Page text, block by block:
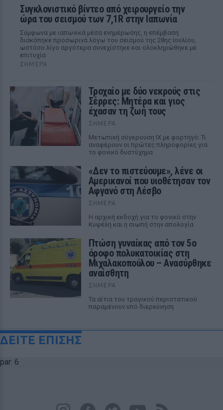
Συγκλονιστικό βίντεο από χειρουργείο την
ώρα του σεισμού των 7,1R στην Ιαπωνία
Σύμφωνα με ιαπωνικά μέσα ενημέρωσης, η επέμβαση
διακόπηκε προσωρινά λόγω του σεισμού της 28ης Ιουλίου,
ωστόσο λίγο αργότερα συνεχίστηκε και ολοκληρώθηκε με
επιτυχία
ΣΉΜΕΡΑ
Τροχαίο με δύο νεκρούς στις
Σέρρες: Μητέρα και γιος
έχασαν τη ζωή τους
ΣΉΜΕΡΑ
Μετωπική σύγκρουση ΙΧ με φορτηγό: Τι
αναφέρουν οι πρώτες πληροφορίες για
το φονικό δυστύχημα
«Δεν το πιστεύουμε», λένε οι
Αμερικανοί που υιοθέτησαν τον
Αφγανό στη Λέσβο
ΣΉΜΕΡΑ
Η αρχική εκδοχή για το φονικό στην
Κυψέλη και η σιωπή στην απολογία
Πτώση γυναίκας από τον 5ο
όροφο πολυκατοικίας στη
Μιχαλακοπούλου – Ανασύρθηκε
αναίσθητη
ΣΉΜΕΡΑ
Τα αίτια του τραγικού περιστατικού
παραμένουν υπό διερεύνηση
ΔΕΙΤΕ ΕΠΙΣΗΣ
par: 6